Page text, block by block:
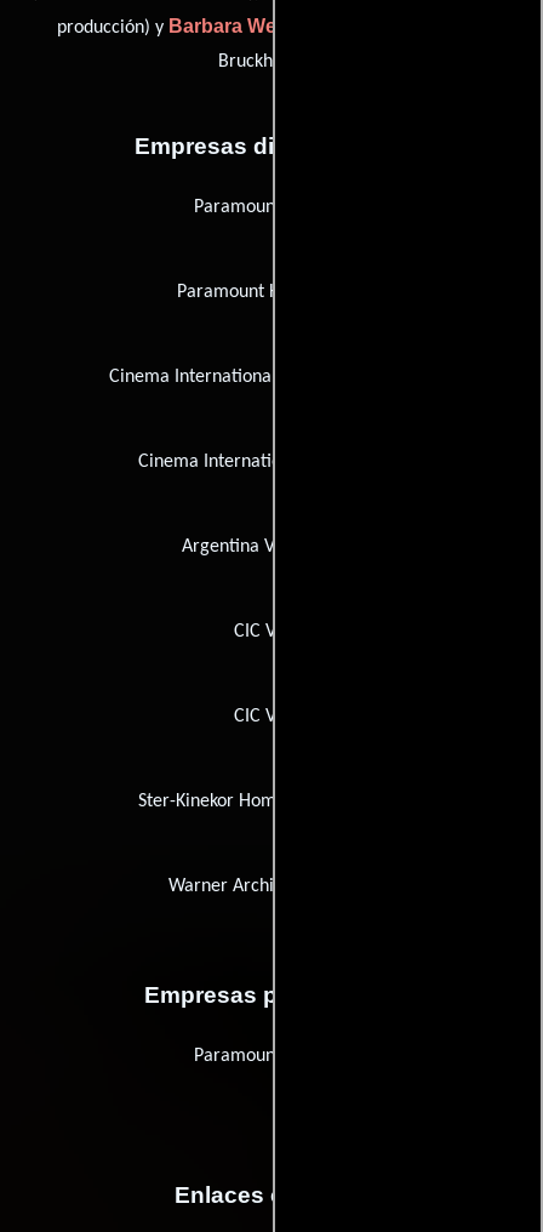
producción) y Barbara Weintraub
Bruckheimer)
Empresas distribuidoras
Paramount Pictures
Paramount Home Video
Cinema International Corporation (C.I.C.)
Cinema International Corporation
Argentina Video Home
CIC Video
CIC Vídeo
Ster-Kinekor Home Entertainment
Warner Archive Collection
Empresas productoras
Paramount Pictures
Enlaces externos